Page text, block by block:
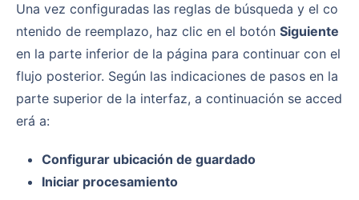
Una vez configuradas las reglas de búsqueda y el co
ntenido de reemplazo, haz clic en el botón Siguiente
en la parte inferior de la página para continuar con el
flujo posterior. Según las indicaciones de pasos en la
parte superior de la interfaz, a continuación se acced
erá a:
Configurar ubicación de guardado
Iniciar procesamiento